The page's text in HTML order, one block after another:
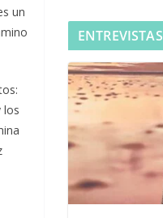
un
los
ENTREVISTAS